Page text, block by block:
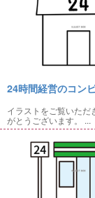
24時間経営のコン
イラストをご覧いただ
がとうございます。 ...